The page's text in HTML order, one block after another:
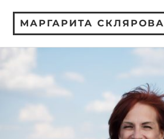
МАРГАРИТА СКЛЯРОВА